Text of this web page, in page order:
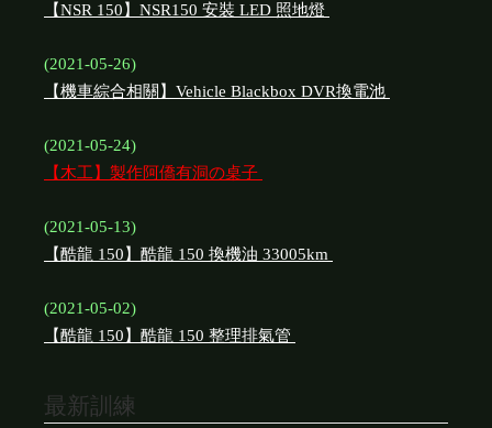
【NSR 150】NSR150 安裝 LED 照地燈
(2021-05-26)
【機車綜合相關】Vehicle Blackbox DVR換電池
(2021-05-24)
【木工】製作阿僑有洞の桌子
(2021-05-13)
【酷龍 150】酷龍 150 換機油 33005km
(2021-05-02)
【酷龍 150】酷龍 150 整理排氣管
最新訓練